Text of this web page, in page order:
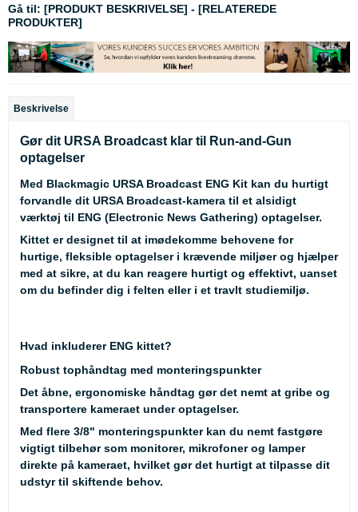
Gå til: [PRODUKT BESKRIVELSE] - [RELATEREDE
PRODUKTER]
Beskrivelse
Gør dit URSA Broadcast klar til Run-and-Gun
optagelser
Med Blackmagic URSA Broadcast ENG Kit kan du hurtigt
forvandle dit URSA Broadcast-kamera til et alsidigt
værktøj til ENG (Electronic News Gathering) optagelser.
Kittet er designet til at imødekomme behovene for
hurtige, fleksible optagelser i krævende miljøer og hjælper
med at sikre, at du kan reagere hurtigt og effektivt, uanset
om du befinder dig i felten eller i et travlt studiemiljø.
Hvad inkluderer ENG kittet?
Robust tophåndtag med monteringspunkter
Det åbne, ergonomiske håndtag gør det nemt at gribe og
transportere kameraet under optagelser.
Med flere 3/8" monteringspunkter kan du nemt fastgøre
vigtigt tilbehør som monitorer, mikrofoner og lamper
direkte på kameraet, hvilket gør det hurtigt at tilpasse dit
udstyr til skiftende behov.